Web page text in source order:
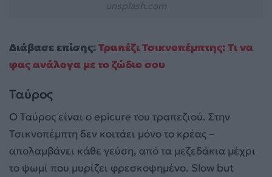
Διάβασε επίσης:Τραπέζι Τσικνοπέμπτης: Τι να
φας ανάλογα με το ζώδιο σου
Ταύρος
Ο Ταύρος είναι ο epicure του τραπεζιού. Στην
Τσικνοπέμπτη δεν κοιτάει μόνο το κρέας –
απολαμβάνει κάθε γεύση, από τα μεζεδάκια μέχρι
το ψωμί που μυρίζει φρεσκοψημένο. Slow but